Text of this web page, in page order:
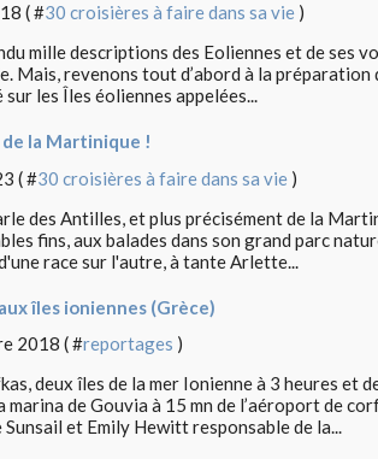
( #30 croisières à faire dans sa vie )
mille descriptions des Eoliennes et de ses
Mais, revenons tout d’abord à la préparation
les Îles éoliennes appelées...
la Martinique !
( #30 croisières à faire dans sa vie )
des Antilles, et plus précisément de la
fins, aux balades dans son grand parc
race sur l'autre, à tante Arlette...
îles ioniennes (Grèce)
2018 ( #reportages )
deux îles de la mer Ionienne à 3 heures et
marina de Gouvia à 15 mn de l’aéroport de
Sunsail et Emily Hewitt responsable de la...